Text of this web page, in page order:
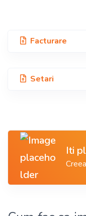
Facturare
Setari
Iti